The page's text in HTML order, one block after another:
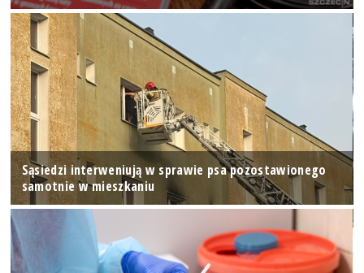
Sąsiedzi interweniują w sprawie psa pozostawionego
samotnie w mieszkaniu